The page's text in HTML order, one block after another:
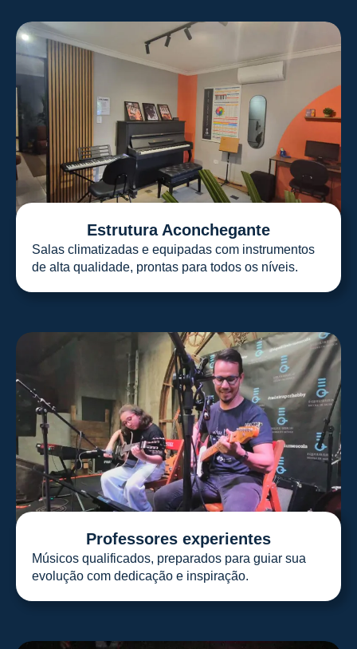
Estrutura Aconchegante
Salas climatizadas e equipadas com instrumentos
de alta qualidade, prontas para todos os níveis.
Professores experientes
Músicos qualificados, preparados para guiar sua
evolução com dedicação e inspiração.